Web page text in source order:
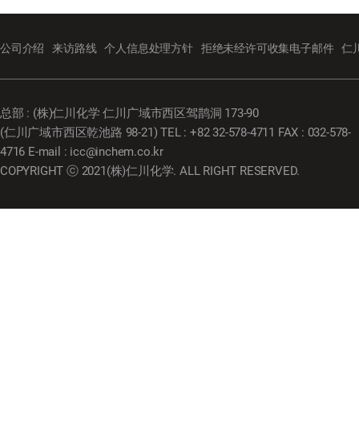
公司介绍 来访路线 个人信息处理方针 拒绝未经许可收集电子邮件 仁
总部 : (株)仁川化学 仁川广域市西区驾鹊洞 173-90
(仁川广域市西区乾池路 98-21) TEL : +82 32-578-4711 FAX : 032-578-
4716 E-mail : icc@inchem.co.kr
COPYRIGHT ⓒ 2021(株)仁川化学. ALL RIGHT RESERVED.